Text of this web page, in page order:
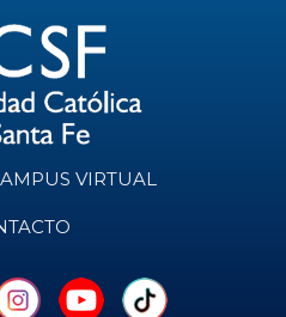
VIRTUAL